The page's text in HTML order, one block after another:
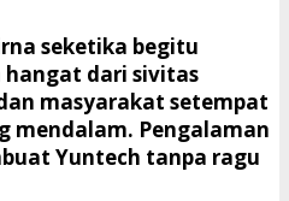
seketika begitu
hangat dari sivitas
masyarakat setempat
mendalam. Pengalaman
Yuntech tanpa ragu